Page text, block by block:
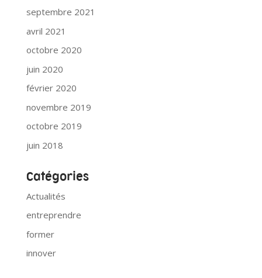
septembre 2021
avril 2021
octobre 2020
juin 2020
février 2020
novembre 2019
octobre 2019
juin 2018
Catégories
Actualités
entreprendre
former
innover